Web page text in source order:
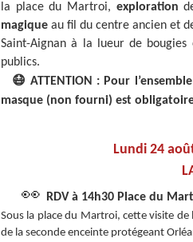
la place du Martroi, exploration
magique au fil du centre ancien et
Saint-Aignan à la lueur de
publics.
😷ATTENTION : Pour
masque (non fourni) est
Lundi 24
👀 RDV à 14h30 Place du
Sous la place du Martroi, cette visite
de la seconde enceinte protégeant